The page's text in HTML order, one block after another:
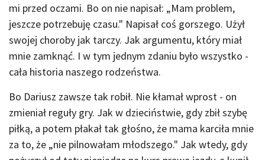
mi przed oczami. Bo on nie napisał: „Mam problem,
jeszcze potrzebuję czasu." Napisał coś gorszego. Użył
swojej choroby jak tarczy. Jak argumentu, który miał
mnie zamknąć. I w tym jednym zdaniu było wszystko -
cała historia naszego rodzeństwa.
Bo Dariusz zawsze tak robił. Nie kłamał wprost - on
zmieniał reguły gry. Jak w dzieciństwie, gdy zbił szybę
piłką, a potem płakał tak głośno, że mama karciła mnie
za to, że „nie pilnowałam młodszego." Jak wtedy, gdy